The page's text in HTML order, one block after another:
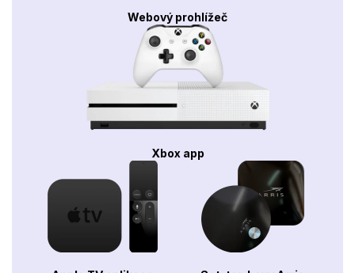
Webový prohlížeč
Xbox app